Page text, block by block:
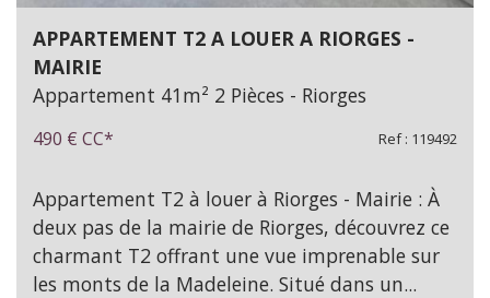
APPARTEMENT T2 A LOUER A RIORGES -
MAIRIE
Appartement 41m² 2 Pièces - Riorges
490 € CC* Ref : 119492
Appartement T2 à louer à Riorges - Mairie : À
deux pas de la mairie de Riorges, découvrez ce
charmant T2 offrant une vue imprenable sur
les monts de la Madeleine. Situé dans un...